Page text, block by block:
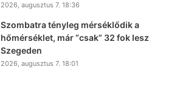
2026, augusztus 7. 18:36
Szombatra tényleg mérséklődik a
hőmérséklet, már “csak” 32 fok lesz
Szegeden
2026, augusztus 7. 18:01